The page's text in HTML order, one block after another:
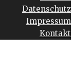
Datenschutz
Impressum
Kontakt